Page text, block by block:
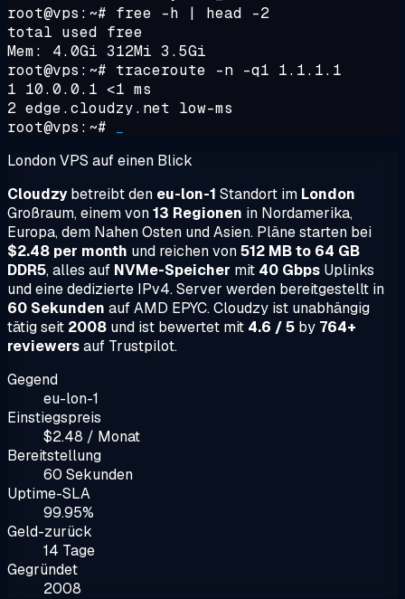
root@vps:~# free -h | head -2
total used free
Mem: 4.0Gi 312Mi 3.5Gi
root@vps:~# traceroute -n -q1 1.1.1.1
1 10.0.0.1 <1 ms
2 edge.cloudzy.net low-ms
root@vps:~#
London VPS auf einen Blick
Cloudzybetreibt den eu-lon-1 Standort im London
Großraum, einem von13 Regionen in Nordamerika,
Europa, dem Nahen Osten und Asien. Pläne starten bei
$2.48 per month und reichen von512 MB to 64 GB
DDR5, alles auf NVMe-Speicher mit 40 Gbps Uplinks
und eine dedizierte IPv4. Server werden bereitgestellt in
60 Sekunden auf AMD EPYC. Cloudzy ist unabhängig
tätig seit 2008 und ist bewertet mit 4.6 / 5 by 764+
reviewersauf Trustpilot.
Gegend
eu-lon-1
Einstiegspreis
$2.48 / Monat
Bereitstellung
60 Sekunden
Uptime-SLA
99.95%
Geld-zurück
14 Tage
Gegründet
2008